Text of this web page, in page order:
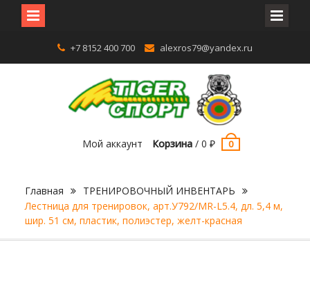
содержимому
+7 8152 400 700 alexros79@yandex.ru
Мой аккаунт Корзина /0₽ 0
Главная
ТРЕНИРОВОЧНЫЙ ИНВЕНТАРЬ
Лестница для тренировок, арт.У792/MR-L5.4, дл. 5,4 м,
шир. 51 см, пластик, полиэстер, желт-красная